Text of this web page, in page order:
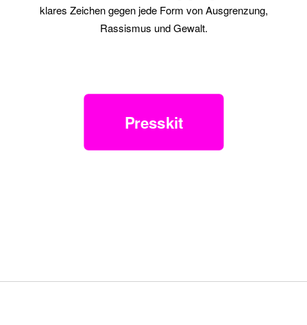
klares Zeichen gegen jede Form von Ausgrenzung,
Rassismus und Gewalt.
Presskit